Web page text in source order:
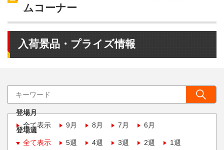
ムコーナー
入荷景品・プライズ情報
登場月
全て表示
9月 8月 7月 6月
登場週
全て表示
5週 4週 3週 2週 1週